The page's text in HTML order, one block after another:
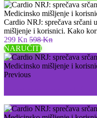
Cardio NRJ: sprečava srčani
mišljenje i korisnici. Kako
299 Kn 598 Kn
NARUČITI
Previous